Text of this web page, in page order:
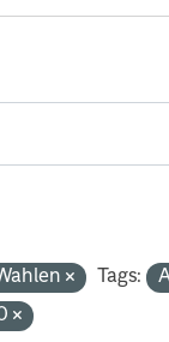
Tags: